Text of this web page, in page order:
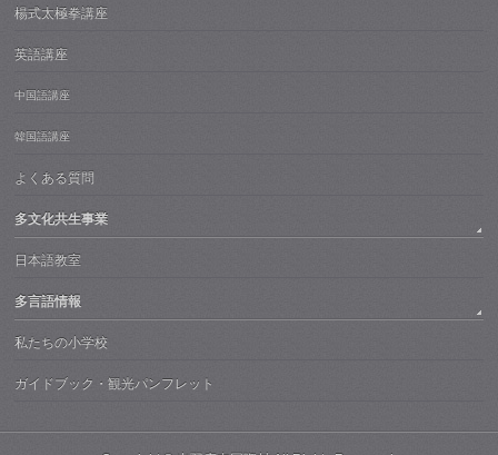
楊式太極拳講座
英語講座
中国語講座
韓国語講座
よくある質問
多文化共生事業
日本語教室
多言語情報
私たちの小学校
ガイドブック・観光パンフレット